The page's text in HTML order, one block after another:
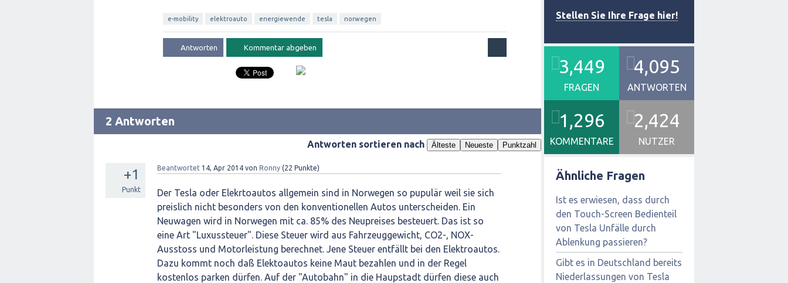
e-mobility elektroauto energiewende tesla norwegen
2 Antworten
Antworten sortieren nach Älteste Neueste Punktzahl
+1
Punkt
Beantwortet 14, Apr 2014 von Ronny (22 Punkte)
Der Tesla oder Elekrtoautos allgemein sind in Norwegen so pupulär weil sie sich
preislich nicht besonders von den konventionellen Autos unterscheiden. Ein
Neuwagen wird in Norwegen mit ca. 85% des Neupreises besteuert. Das ist so
eine Art "Luxussteuer". Diese Steuer wird aus Fahrzeuggewicht, CO2-, NOX-
Ausstoss und Motorleistung berechnet. Jene Steuer entfällt bei den Elektroautos.
Dazu kommt noch daß Elektoautos keine Maut bezahlen und in der Regel
kostenlos parken dürfen. Auf der "Autobahn" in die Haupstadt dürfen diese auch
Stellen Sie Ihre Frage hier!
3,449
FRAGEN
4,095
ANTWORTEN
1,296
KOMMENTARE
2,424
NUTZER
Ähnliche Fragen
Ist es erwiesen, dass durch
den Touch-Screen Bedienteil
von Tesla Unfälle durch
Ablenkung passieren?
Gibt es in Deutschland bereits
Niederlassungen von Tesla